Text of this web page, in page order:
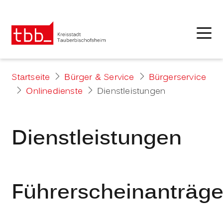
Startseite Bürger & Service
Bürgerservice
Onlinedienste
Dienstleistungen
Dienstleistungen